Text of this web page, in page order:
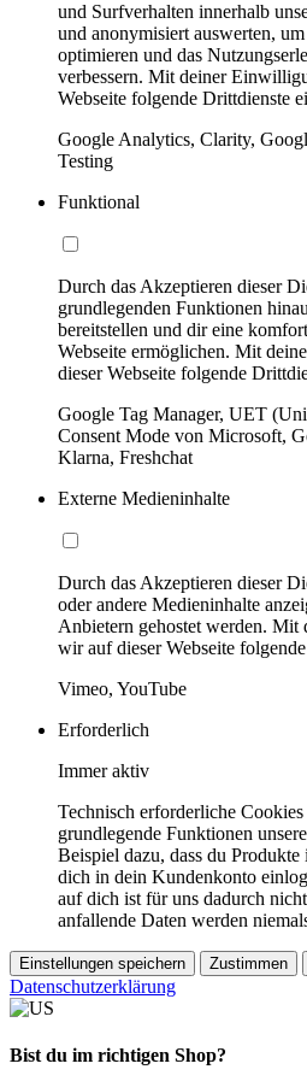
und Surfverhalten innerhalb
und anonymisiert auswerten,
optimieren und das
verbessern. Mit deiner
Webseite folgende Drittdienste
Google Analytics, Clarity,
Testing
Funktional
Durch das Akzeptieren dieser
grundlegenden Funktionen
bereitstellen und dir eine
Webseite ermöglichen. Mit
dieser Webseite folgende
Google Tag Manager, UET
Consent Mode von Microsoft,
Klarna, Freshchat
Externe Medieninhalte
Durch das Akzeptieren dieser
oder andere Medieninhalte
Anbietern gehostet werden.
wir auf dieser Webseite
Vimeo, YouTube
Erforderlich
Immer aktiv
Technisch erforderliche
grundlegende Funktionen
Beispiel dazu, dass du
dich in dein Kundenkonto
auf dich ist für uns dadurch
anfallende Daten werden
Einstellungen speichern Zustimmen
Datenschutzerklärung
Bist du im richtigen Shop?